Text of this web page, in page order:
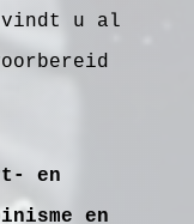
vindt u al
en
en